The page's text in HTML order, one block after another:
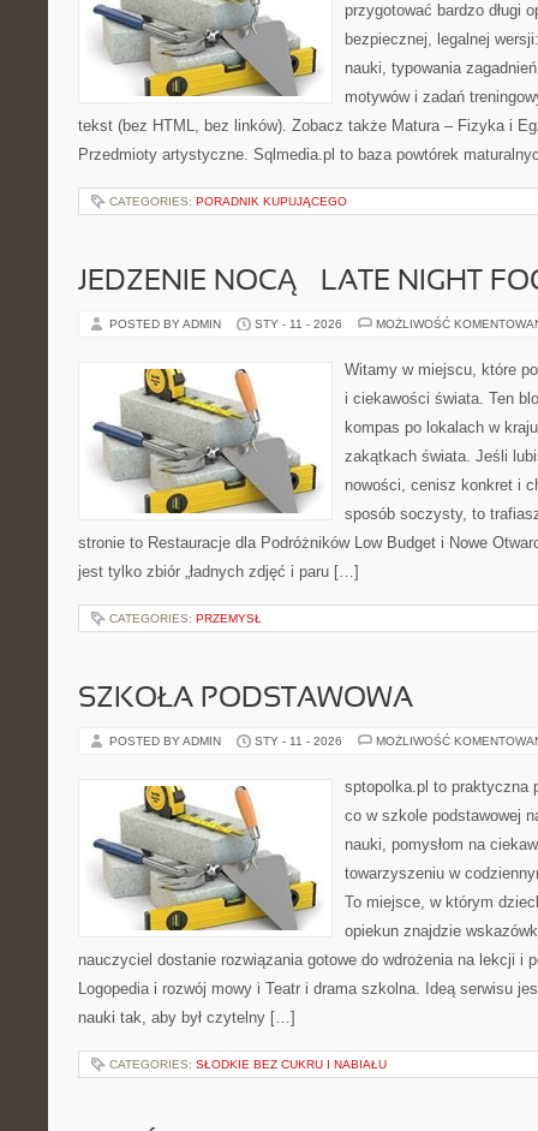
przygotować bardzo długi
bezpiecznej, legalnej
nauki, typowania
motywów i zadań
tekst (bez HTML, bez linków). Zobacz także Matura – Fizyka i
Przedmioty artystyczne. Sqlmedia.pl to baza powtórek
CATEGORIES: PORADNIK KUPUJĄCEGO
JEDZENIE NOCĄ – LATE NIGHT
POSTED BY ADMIN STY - 11 - 2026 MOŻLIWOŚĆ
Witamy w miejscu, które
i ciekawości świata. Ten
kompas po lokalach w
zakątkach świata. Jeśli
nowości, cenisz konkret i
sposób soczysty, to
stronie to Restauracje dla Podróżników Low Budget i Nowe
jest tylko zbiór „ładnych zdjęć i paru […]
CATEGORIES: PRZEMYSŁ
SZKOŁA PODSTAWOWA
POSTED BY ADMIN STY - 11 - 2026 MOŻLIWOŚĆ
sptopolka.pl to praktyczna
co w szkole podstawowej
nauki, pomysłom na
towarzyszeniu w
To miejsce, w którym
opiekun znajdzie
nauczyciel dostanie rozwiązania gotowe do wdrożenia na lekcji i
Logopedia i rozwój mowy i Teatr i drama szkolna. Ideą serwisu
nauki tak, aby był czytelny […]
CATEGORIES: SŁODKIE BEZ CUKRU I NABIAŁU